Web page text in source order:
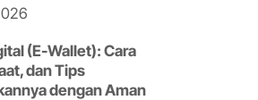
(E-Wallet): Cara
dan Tips
dengan Aman